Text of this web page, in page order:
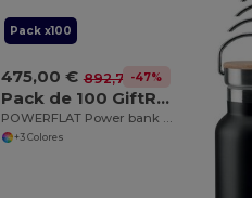
Pack x100
475,00 € 892,73 €-47%
Pack de 100 GiftRetail MO8735
POWERFLAT Power bank plano 4000 mAh
+3 Colores